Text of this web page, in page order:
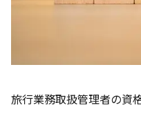
旅行業務取扱管理者の資